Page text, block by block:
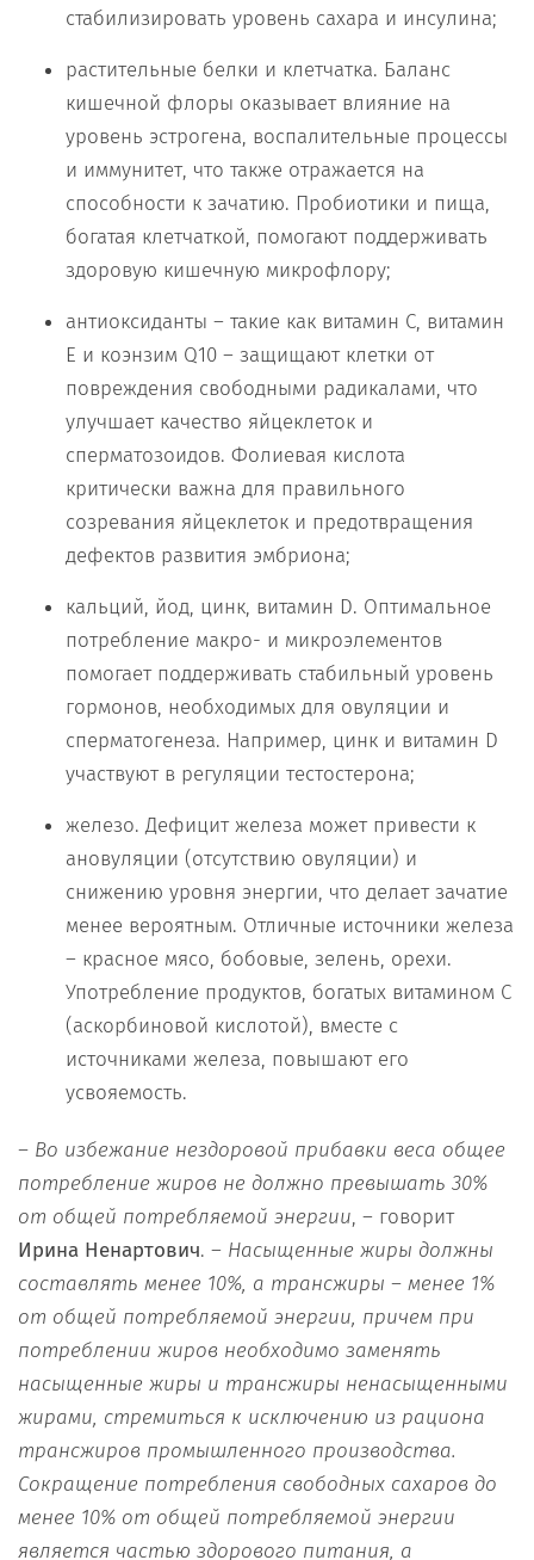
стабилизировать уровень сахара и инсулина;
растительные белки и клетчатка. Баланс
кишечной флоры оказывает влияние на
уровень эстрогена, воспалительные процессы
и иммунитет, что также отражается на
способности к зачатию. Пробиотики и пища,
богатая клетчаткой, помогают поддерживать
здоровую кишечную микрофлору;
антиоксиданты – такие как витамин С, витамин
Е и коэнзим Q10 – защищают клетки от
повреждения свободными радикалами, что
улучшает качество яйцеклеток и
сперматозоидов. Фолиевая кислота
критически важна для правильного
созревания яйцеклеток и предотвращения
дефектов развития эмбриона;
кальций, йод, цинк, витамин D. Оптимальное
потребление макро- и микроэлементов
помогает поддерживать стабильный уровень
гормонов, необходимых для овуляции и
сперматогенеза. Например, цинк и витамин D
участвуют в регуляции тестостерона;
железо. Дефицит железа может привести к
ановуляции (отсутствию овуляции) и
снижению уровня энергии, что делает зачатие
менее вероятным. Отличные источники железа
– красное мясо, бобовые, зелень, орехи.
Употребление продуктов, богатых витамином С
(аскорбиновой кислотой), вместе с
источниками железа, повышают его
усвояемость.
– Во избежание нездоровой прибавки веса общее
потребление жиров не должно превышать 30%
от общей потребляемой энергии, – говорит
Ирина Ненартович. – Насыщенные жиры должны
составлять менее 10%, а трансжиры – менее 1%
от общей потребляемой энергии, причем при
потреблении жиров необходимо заменять
насыщенные жиры и трансжиры ненасыщенными
жирами, стремиться к исключению из рациона
трансжиров промышленного производства.
Сокращение потребления свободных сахаров до
менее 10% от общей потребляемой энергии
является частью здорового питания, а